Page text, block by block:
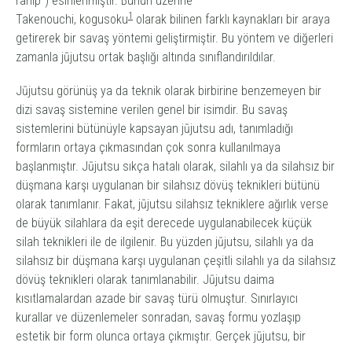
Takenouchi, kogusoku1 olarak bilinen farklı kaynakları bir araya
getirerek bir savaş yöntemi geliştirmiştir. Bu yöntem ve diğerleri
zamanla jūjutsu ortak başlığı altında sınıflandırıldılar.
Jūjutsu görünüş ya da teknik olarak birbirine benzemeyen bir
dizi savaş sistemine verilen genel bir isimdir. Bu savaş
sistemlerini bütünüyle kapsayan jūjutsu adı, tanımladığı
formların ortaya çıkmasından çok sonra kullanılmaya
başlanmıştır. Jūjutsu sıkça hatalı olarak, silahlı ya da silahsız bir
düşmana karşı uygulanan bir silahsız dövüş teknikleri bütünü
olarak tanımlanır. Fakat, jūjutsu silahsız tekniklere ağırlık verse
de büyük silahlara da eşit derecede uygulanabilecek küçük
silah teknikleri ile de ilgilenir. Bu yüzden jūjutsu, silahlı ya da
silahsız bir düşmana karşı uygulanan çeşitli silahlı ya da silahsız
dövüş teknikleri olarak tanımlanabilir. Jūjutsu daima
kısıtlamalardan azade bir savaş türü olmuştur. Sınırlayıcı
kurallar ve düzenlemeler sonradan, savaş formu yozlaşıp
estetik bir form olunca ortaya çıkmıştır. Gerçek jūjutsu, bir